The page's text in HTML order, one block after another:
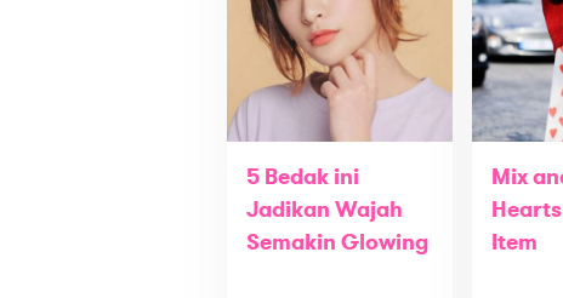
5 Bedak ini
Jadikan Wajah
Semakin Glowing
Mix
Item